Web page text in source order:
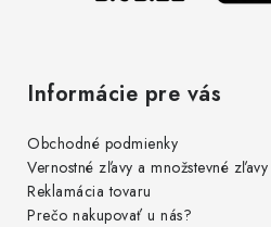
Informácie pre vás
Obchodné podmienky
Vernostné zľavy a množstevné zľavy
Reklamácia tovaru
Prečo nakupovať u nás?